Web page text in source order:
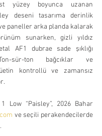
yüzey boyunca uzanan
deseni tasarıma derinlik
paneller arka planda kalarak
sunarken, gizli yıldız
AF1 dubrae sade şıklığı
sür-ton bağcıklar ve
kontrollü ve zamansız
Low “Paisley”, 2026 Bahar
ve seçili perakendecilerde